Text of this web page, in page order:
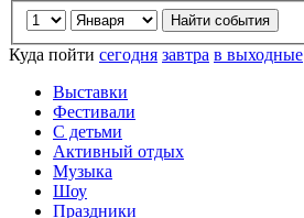
Куда пойти сегодня завтра в выходные
Выставки
Фестивали
С детьми
Активный отдых
Музыка
Шоу
Праздники